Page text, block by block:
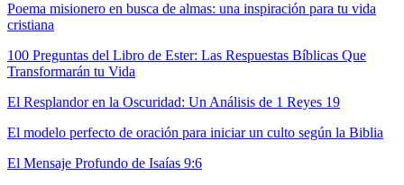
Poema misionero en busca de almas: una inspiración para tu vida
cristiana
100 Preguntas del Libro de Ester: Las Respuestas Bíblicas Que
Transformarán tu Vida
El Resplandor en la Oscuridad: Un Análisis de 1 Reyes 19
El modelo perfecto de oración para iniciar un culto según la Biblia
El Mensaje Profundo de Isaías 9:6